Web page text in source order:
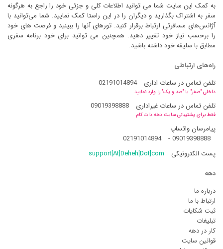
به کمک این سایت شما می توانید اطلاعات کلی و جزئی خود را راجع به هرگونه
سفر به اشتراک بگذارید و دیگران را در این راستا کمک نمایید. شما می‌توانید با
آژانس‌های مسافرتی ارتباط برقرار کنید. تورهای آنها را ببینید و فرصت های خود
را برحسب نیاز خود تغییر دهید. همچنین می توانید برای خود برنامه سفری
مطابق با سلیقه خود داشته باشید.
راه‌های ارتباطی
تلفن تماس در ساعات اداری
02191014894
داخلی "صفر" یا "صد و یک" را وارد نمایید
تلفن تماس در ساعات غیراداری 09019398888
فقط برای پشتیبانی سایت دهه دات کام
پیامرسان واتساپ
09019398888
-
02191014894
پست الکترونیکی
support[At]Deheh[Dot]com
دهه
درباره ما
ارتباط با ما
ثبت شکایات
تبلیغات
کار در دهه
قوانین سایت